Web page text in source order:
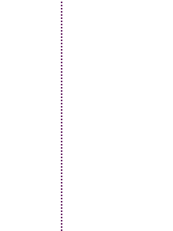
Die Begleitung
Menschen mit der
SandraNimz
Juli 8, 2026